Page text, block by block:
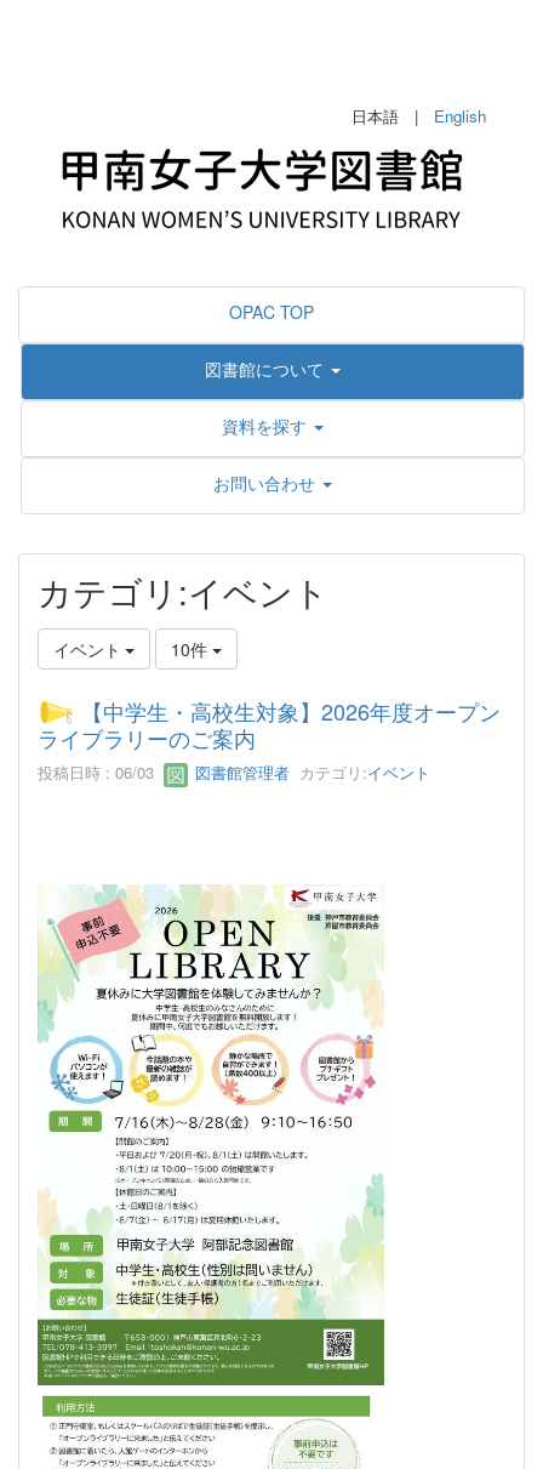
日本語 | English
OPAC TOP
図書館について
資料を探す
お問い合わせ
カテゴリ:イベント
イベント 10件
【中学生・高校生対象】2026年度オープン
ライブラリーのご案内
投稿日時 : 06/03 図書館管理者 カテゴリ:イベント